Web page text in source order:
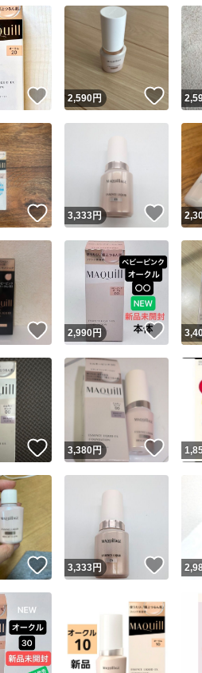
Yahoo!フリマが定めた一定の
安心取引出品者
安心取引出品者
取引実績
こ
他フリマ実績◯+ こ
スピード&安心発送
※このバッジは実績に基づく表示で
スピード＆安心発送
こ
商品画像の無断転載は
いいね！
2,590円 いい
いいね！
3,333円 いい
いいね！
2,990円 いい
いいね！
3,380円 いい
いいね！
3,333円 いい